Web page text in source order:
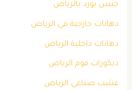
جبس بورد بالرياض
دهانات خارجية في الرياض
دهانات داخلية الرياض
ديكورات فوم الرياض
عشب صناعي الرياض